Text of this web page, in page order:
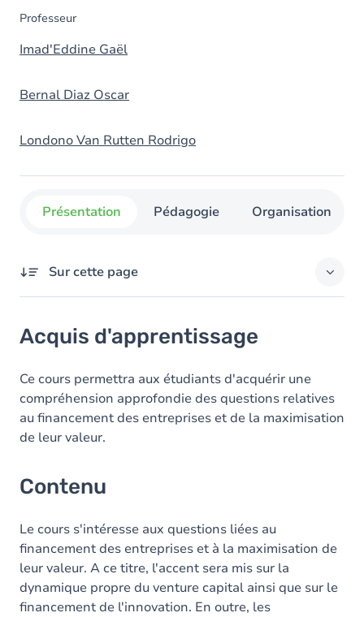
Professeur
Imad'Eddine Gaël
Bernal Diaz Oscar
Londono Van Rutten Rodrigo
Présentation Pédagogie Organisation
Sur cette page
Contenu
Acquis d'apprentissage
Ce cours permettra aux étudiants d'acquérir une
compréhension approfondie des questions relatives
au financement des entreprises et de la maximisation
de leur valeur.
Contenu
Le cours s'intéresse aux questions liées au
financement des entreprises et à la maximisation de
leur valeur. A ce titre, l'accent sera mis sur la
dynamique propre du venture capital ainsi que sur le
financement de l'innovation. En outre, les